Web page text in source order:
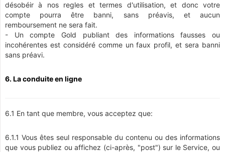
désobéir à nos regles et termes d'utilisation, et donc votre
compte pourra être banni, sans préavis, et aucun
remboursement ne sera fait.
- Un compte Gold publiant des informations fausses ou
incohérentes est considéré comme un faux profil, et sera banni
sans préavi.
6. La conduite en ligne
6.1 En tant que membre, vous acceptez que:
6.1.1 Vous êtes seul responsable du contenu ou des informations
que vous publiez ou affichez (ci-après, "post") sur le Service, ou